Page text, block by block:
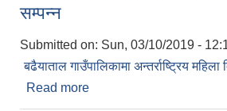
सम्पन्न
Submitted on: Sun, 03/10/2019 -
बढैयाताल गाउँपालिकामा अन्तर्राष्ट्रिय
Read more